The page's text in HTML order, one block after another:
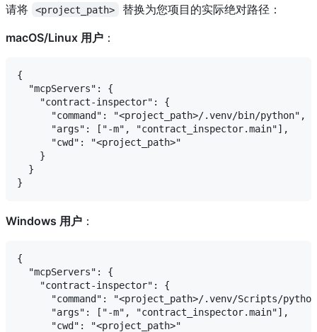
请将
<project_path>
替换为您项目的实际绝对路径：
macOS/Linux 用户 ：
{
  "mcpServers": {
    "contract-inspector": {
      "command": "<project_path>/.venv/bin/python",
      "args": ["-m", "contract_inspector.main"],
      "cwd": "<project_path>"
    }
  }
Windows 用户 ：
{
  "mcpServers": {
    "contract-inspector": {
"command": "<project_path>/.venv/Scripts/
      "args": ["-m", "contract_inspector.main"],
      "cwd": "<project_path>"